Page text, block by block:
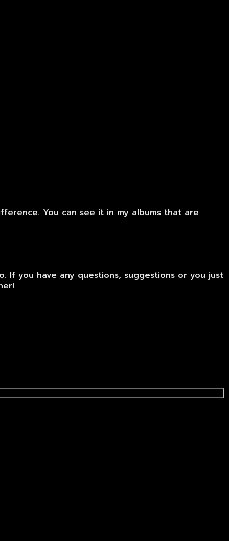
You can see it in my albums that are
If you have any questions, suggestions or you just